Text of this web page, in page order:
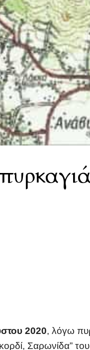
2020, λόγω
Σαρωνίδα”